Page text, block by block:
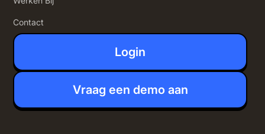
Contact
Login
Vraag een demo aan